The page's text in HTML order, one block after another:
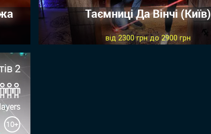
Таємниці Да Вінчі (Київ)
від 2300 грн до 2900 грн
2
10+